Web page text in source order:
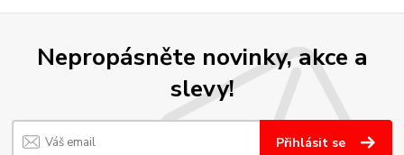
Nepropásněte novinky, akce a
slevy!
Přihlásit se